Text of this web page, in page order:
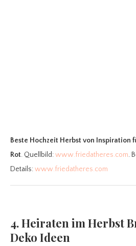
Beste Hochzeit Herbst von Inspiration
Rot. Quellbild:www.friedatheres.com.
Details:www.friedatheres.com
4. Heiraten im Herbst
Deko Ideen